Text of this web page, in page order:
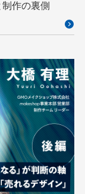
K8s
Tokyo Meetup
Terraform
VLA
作の裏側